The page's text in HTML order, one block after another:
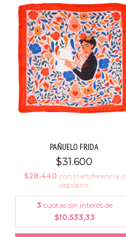
PAÑUELO FRIDA
$31.600
$28.440 con transferencia o
depósito.
3 cuotas sin interés de
$10.533,33